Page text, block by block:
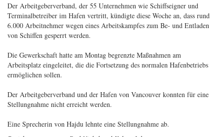
Der Arbeitgeberverband, der 55 Unternehmen wie Schiffseigner und
Terminalbetreiber im Hafen vertritt, kündigte diese Woche an, dass rund
6.000 Arbeitnehmer wegen eines Arbeitskampfes zum Be- und Entladen
von Schiffen gesperrt werden.
Die Gewerkschaft hatte am Montag begrenzte Maßnahmen am
Arbeitsplatz eingeleitet, die die Fortsetzung des normalen Hafenbetriebs
ermöglichen sollen.
Der Arbeitgeberverband und der Hafen von Vancouver konnten für eine
Stellungnahme nicht erreicht werden.
Eine Sprecherin von Hajdu lehnte eine Stellungnahme ab.